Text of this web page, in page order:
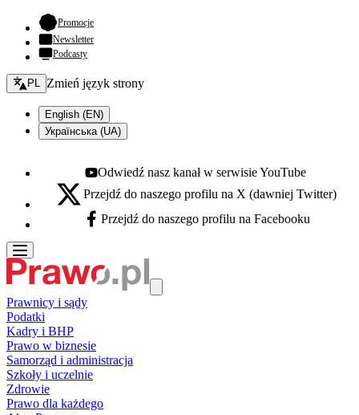
Promocje- otwiera się w nowej karcie
Newsletter
Podcasty
Zmień język - bieżący:
PL Zmień język strony
English (EN)
Українська (UA)
Youtube - otwiera się w nowej karcie
Odwiedź nasz kanał w serwisie YouTube
X - otwiera się w nowej karcie
Przejdź do naszego profilu na X (dawniej Twitter)
Facebook - otwiera się w nowej karcie
Przejdź do naszego profilu na Facebooku
Prawnicy i sądy
Podatki
Kadry i BHP
Prawo w biznesie
Samorząd i administracja
Szkoły i uczelnie
Zdrowie
Prawo dla każdego